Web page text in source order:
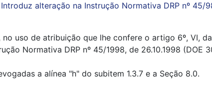
Introduz alteração na Instrução Normativa DRP nº 45/
uso de atribuição que lhe confere o artigo 6º, VI, da
Normativa DRP nº 45/1998, de 26.10.1998 (DOE
a alínea "h" do subitem 1.3.7 e a Seção 8.0.